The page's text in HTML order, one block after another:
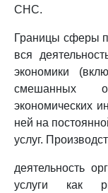
СНС.
Границы сферы
вся
экономики
смешанных
экономических
ней на
услуг.
деятельность
услуги как